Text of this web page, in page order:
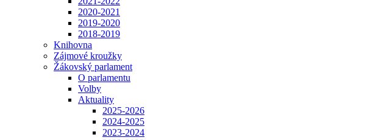
2020-2021
2019-2020
2018-2019
Knihovna
Zájmové kroužky
Žákovský parlament
O parlamentu
Volby
Aktuality
2025-2026
2024-2025
2023-2024